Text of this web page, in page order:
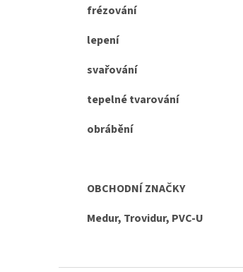
frézování
lepení
svařování
tepelné tvarování
obrábění
OBCHODNÍ ZNAČKY
Medur, Trovidur, PVC-U